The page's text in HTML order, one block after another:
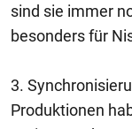
sind sie immer
besonders für
3.
Produktionen